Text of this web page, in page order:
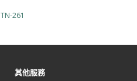
TN-261
其他服務